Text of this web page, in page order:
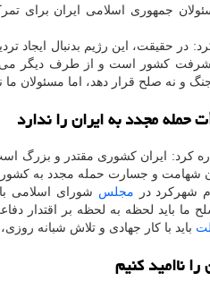
جمهوری اسلامی ایران برای
در حقیقت، این رژیم بدنبال ایجاد
کشور است و از طرف دیگر می
و نه صلح قرار دهد، اما مسئولان ما
حمله مجدد به ایران را ندارد
شهامت و جسارت حمله مجدد به
شهرکرد در مجلس شورای اسلامی
ما باید لحظه به لحظه بر اقتدار
باید با کار جهادی و تلاش شبانه
ناامید کنیم